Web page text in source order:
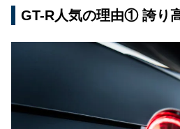
GT-R人気の理由① 誇り